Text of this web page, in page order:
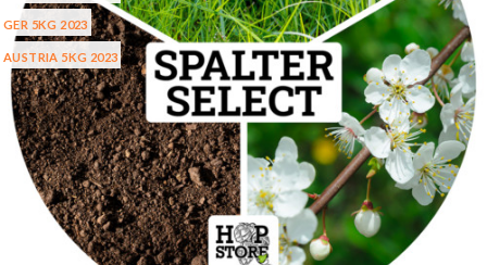
GER 5KG 2023
AUSTRIA 5KG 2023